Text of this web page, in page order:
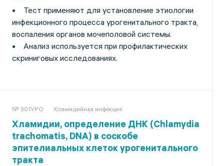
• Тест применяют для установление этиологии
инфекционного процесса урогенитального тракта,
воспаления органов мочеполовой системы.
• Анализ используется при профилактических
скриниговых исследованиях.
№ 301УРО Хламидийная инфекция
Хламидии, определение ДНК (Chlamydia
trachomatis, DNA) в соскобе
эпителиальных клеток урогенитального
тракта